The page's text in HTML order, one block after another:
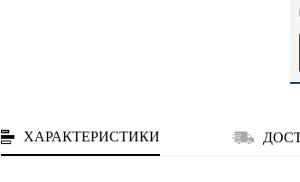
ХАРАКТЕРИСТИКИ